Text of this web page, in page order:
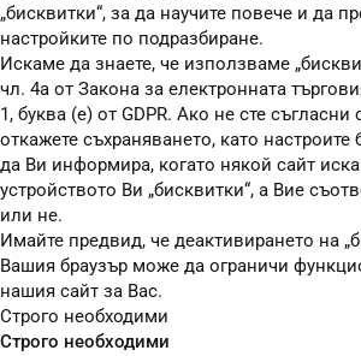
„бисквитки“, за да научите повече и да
настройките по подразбиране.
Искаме да знаете, че използваме
чл. 4а от Закона за електронната
1, буква (е) от GDPR. Ако не сте
откажете съхраняването, като настроите
да Ви информира, когато някой сайт
устройството Ви „бисквитки“, а Вие
или не.
Имайте предвид, че деактивирането на
Вашия браузър може да ограничи
нашия сайт за Вас.
Строго необходими
Строго необходими